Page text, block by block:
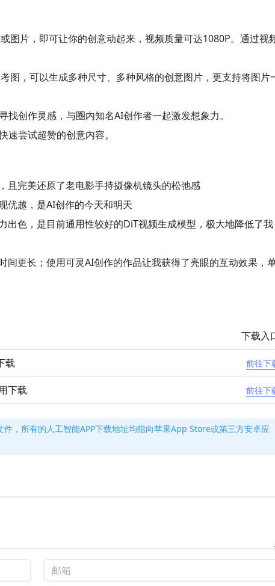
图片，即可让你的创意动起来，视频质量可达1080P。通过视
图，可以生成多种尺寸、多种风格的创意图片，更支持将图片
创作灵感，与圈内知名AI创作者一起激发想象力。
尝试超赞的创意内容。
完美还原了老电影手持摄像机镜头的松弛感
优越，是AI创作的今天和明天
色，是目前通用性较好的DiT视频生成模型，极大地降低了我
更长；使用可灵AI创作的作品让我获得了亮眼的互动效果，
下载入
载 前往下
下载 前往下
件，所有的人工智能APP下载地址均指向苹果App Store或第三方安卓应